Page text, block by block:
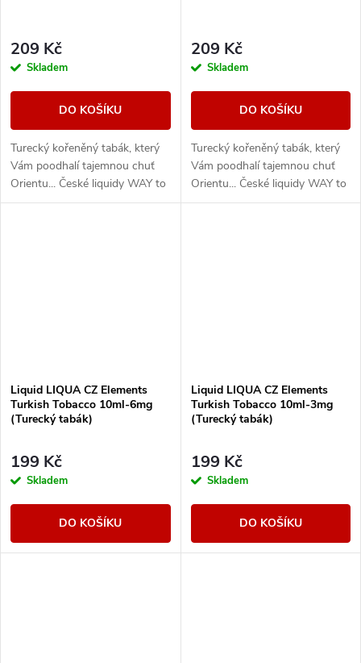
209 Kč
Skladem
DO KOŠÍKU
Turecký kořeněný tabák, který
Vám poodhalí tajemnou chuť
Orientu... České liquidy WAY to
Vape jsou díky vyváženému
209 Kč
Skladem
DO KOŠÍKU
Turecký kořeněný tabák, který
Vám poodhalí tajemnou chuť
Orientu... České liquidy WAY to
Vape jsou díky vyváženému
Liquid LIQUA CZ Elements
Turkish Tobacco 10ml-6mg
(Turecký tabák)
199 Kč
Skladem
DO KOŠÍKU
Liquid LIQUA CZ Elements
Turkish Tobacco 10ml-3mg
(Turecký tabák)
199 Kč
Skladem
DO KOŠÍKU